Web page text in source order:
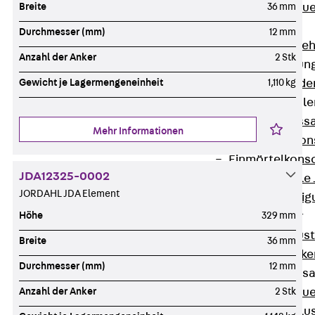
Zurück
GRIPRIP®
Zurück
Winkelkonsole
Brüstungsanker
Zurück
Zurück
Breite 36 mm
Durchmesser (mm) 12 mm
Anzahl der Anker 2 Stk
Gewicht je Lagermengeneinheit 1,110 kg
Mehr Informationen
JDA12325-0002
JORDAHL JDA Element
Höhe 329 mm
Breite 36 mm
Durchmesser (mm) 12 mm
Anzahl der Anker 2 Stk